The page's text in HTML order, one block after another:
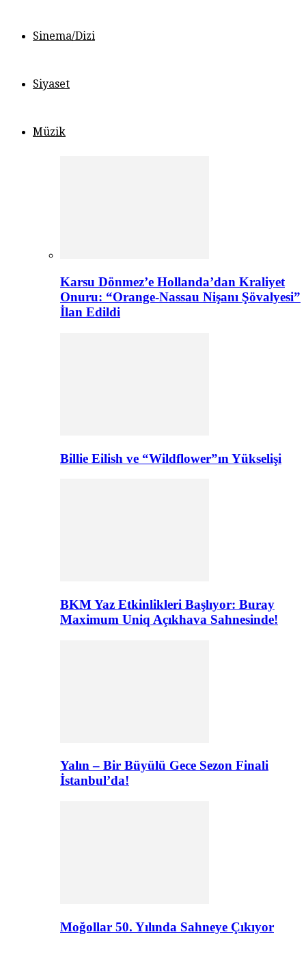
Sinema/Dizi
Siyaset
Müzik
Karsu Dönmez’e Hollanda’dan Kraliyet
Onuru: “Orange-Nassau Nişanı Şövalyesi”
İlan Edildi
Billie Eilish ve “Wildflower”ın Yükselişi
BKM Yaz Etkinlikleri Başlıyor: Buray
Maximum Uniq Açıkhava Sahnesinde!
Yalın – Bir Büyülü Gece Sezon Finali
İstanbul’da!
Moğollar 50. Yılında Sahneye Çıkıyor